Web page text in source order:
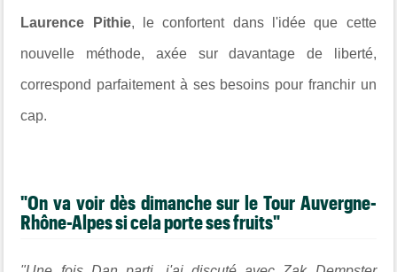
Laurence Pithie, le confortent dans l'idée que cette
nouvelle méthode, axée sur davantage de liberté,
correspond parfaitement à ses besoins pour franchir un
cap.
"On va voir dès dimanche sur le Tour Auvergne-
Rhône-Alpes si cela porte ses fruits"